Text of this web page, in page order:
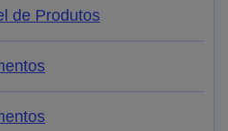
de Produtos